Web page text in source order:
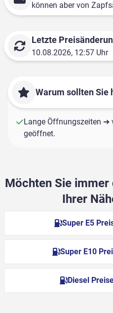
können aber von
Letzte
10.08.2026, 12:57 Uhr
Warum sollten Sie
Lange Öffnungszeiten ➔
geöffnet.
Möchten Sie immer
Ihrer
Super E5
Super E10
Diesel